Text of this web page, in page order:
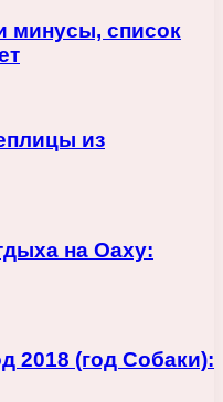
минусы, список
из
на Оаху:
2018 (год Собаки):